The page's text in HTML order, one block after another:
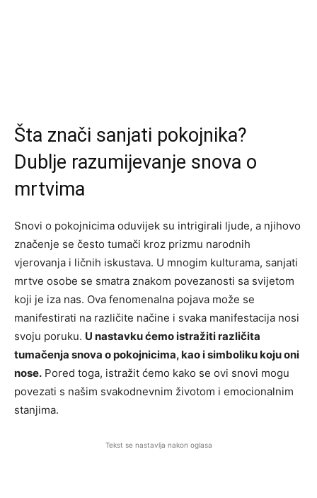
Šta znači sanjati pokojnika?
Dublje razumijevanje snova o
mrtvima
Snovi o pokojnicima oduvijek su intrigirali ljude, a njihovo
značenje se često tumači kroz prizmu narodnih
vjerovanja i ličnih iskustava. U mnogim kulturama, sanjati
mrtve osobe se smatra znakom povezanosti sa svijetom
koji je iza nas. Ova fenomenalna pojava može se
manifestirati na različite načine i svaka manifestacija nosi
svoju poruku. U nastavku ćemo istražiti različita
tumačenja snova o pokojnicima, kao i simboliku koju oni
nose. Pored toga, istražit ćemo kako se ovi snovi mogu
povezati s našim svakodnevnim životom i emocionalnim
stanjima.
Tekst se nastavlja nakon oglasa